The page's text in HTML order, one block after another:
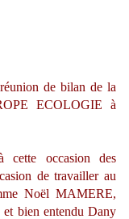
de bilan de la
ECOLOGIE à
cette occasion des
de travailler au
Noël MAMERE,
bien entendu Dany